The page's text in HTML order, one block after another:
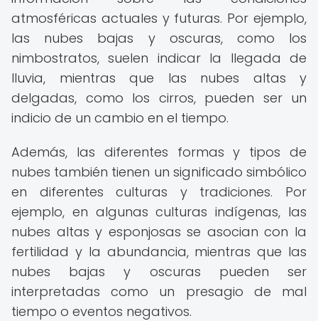
atmosféricas actuales y futuras. Por ejemplo,
las nubes bajas y oscuras, como los
nimbostratos, suelen indicar la llegada de
lluvia, mientras que las nubes altas y
delgadas, como los cirros, pueden ser un
indicio de un cambio en el tiempo.
Además, las diferentes formas y tipos de
nubes también tienen un significado simbólico
en diferentes culturas y tradiciones. Por
ejemplo, en algunas culturas indígenas, las
nubes altas y esponjosas se asocian con la
fertilidad y la abundancia, mientras que las
nubes bajas y oscuras pueden ser
interpretadas como un presagio de mal
tiempo o eventos negativos.